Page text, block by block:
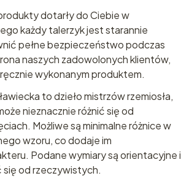
dotarły do Ciebie w
każdy talerzyk jest starannie
pełne bezpieczeństwo podczas
naszych zadowolonych klientów,
wykonanym produktem.
to dzieło mistrzów rzemiosła,
nieznacznie różnić się od
Możliwe są minimalne różnice w
wzoru, co dodaje im
Podane wymiary są orientacyjne i
się od rzeczywistych.